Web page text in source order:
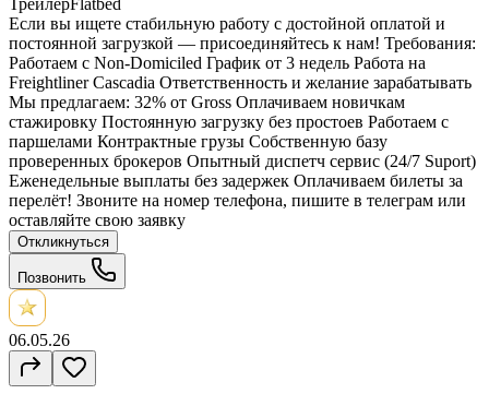
ТрейлерFlatbed
Если вы ищете стабильную работу с достойной оплатой и
постоянной загрузкой — присоединяйтесь к нам! Требования:
Работаем с Non-Domiciled График от 3 недель Работа на
Freightliner Cascadia Ответственность и желание зарабатывать
Мы предлагаем: 32% от Gross Оплачиваем новичкам
стажировку Постоянную загрузку без простоев Работаем с
паршелами Контрактные грузы Собственную базу
проверенных брокеров Опытный диспетч сервис (24/7 Suport)
Еженедельные выплаты без задержек Оплачиваем билеты за
перелёт! Звоните на номер телефона, пишите в телеграм или
оставляйте свою заявку
Откликнуться
Позвонить
06.05.26